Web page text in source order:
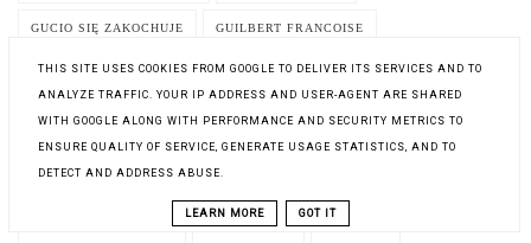
GUCIO SIĘ ZAKOCHUJE GUILBERT FRANCOISE
GUILLAUME MUSSO GWIAZDA PÓŁNOCY
GWIAZDKA. OPOWIEŚCI ILUSTROWANE GWIAZDKOZAUR
HANNAH HARLAN COBEN
THIS SITE USES COOKIES FROM GOOGLE TO DELIVER ITS SERVICES AND TO
ANALYZE TRAFFIC. YOUR IP ADDRESS AND USER-AGENT ARE SHARED
WITH GOOGLE ALONG WITH PERFORMANCE AND SECURITY METRICS TO
ENSURE QUALITY OF SERVICE, GENERATE USAGE STATISTICS, AND TO
DETECT AND ADDRESS ABUSE.
LEARN MORE GOT IT